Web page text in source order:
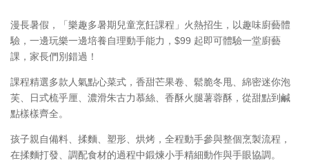
漫長暑假，「樂趣多暑期兒童烹飪課程」火熱招生，以趣味廚藝體
驗，一邊玩樂一邊培養自理動手能力，$99 起即可體驗一堂廚藝
課，家長們別錯過！
課程精選多款人氣點心菜式，香甜芒果卷、鬆脆冬甩、綿密迷你泡
芙、日式梳乎厘、濃滑朱古力慕絲、香酥火腿薯蓉酥，從甜點到鹹
點樣樣齊全。
孩子親自備料、揉麵、塑形、烘烤，全程動手參與整個烹製流程，
在揉麵打發、調配食材的過程中鍛煉小手精細動作與手眼協調。